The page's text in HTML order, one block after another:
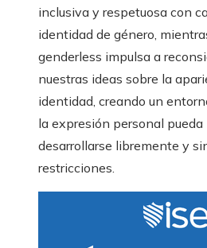
inclusiva y respetuosa con
identidad de género,
genderless impulsa a
nuestras ideas sobre la
identidad, creando un
la expresión personal pueda
desarrollarse libremente y
restricciones.